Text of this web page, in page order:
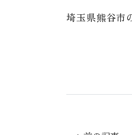
埼玉県熊谷市